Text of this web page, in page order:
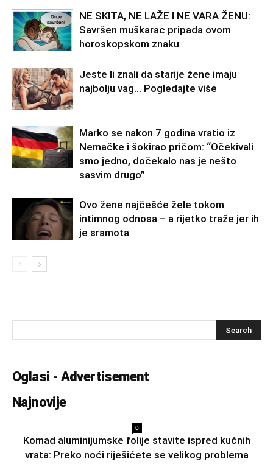
NE SKITA, NE LAŽE I NE VARA ŽENU:
Savršen muškarac pripada ovom
horoskopskom znaku
Jeste li znali da starije žene imaju
najbolju vag… Pogledajte više
Marko se nakon 7 godina vratio iz
Nemačke i šokirao pričom: “Očekivali
smo jedno, dočekalo nas je nešto
sasvim drugo”
Ovo žene najčešće žele tokom
intimnog odnosa – a rijetko traže jer ih
je sramota
Oglasi - Advertisement
Najnovije
0
Komad aluminijumske folije stavite ispred kućnih
vrata: Preko noći riješićete se velikog problema